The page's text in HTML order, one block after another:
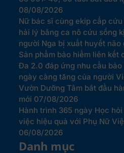
08/08/2026
Nữ bác sĩ cùng ekip cấp
hải lý bằng ca nô cứu sống
người Nga bị xuất huyết não
Sản phẩm bảo hiểm liên kết
Đa 2.0 đáp ứng nhu cầu
ngày càng tăng của người
Vườn Dưỡng Tâm bắt đầu
mới 07/08/2026
Hành trình 365 ngày Học hỏi
việc hiệu quả với Phụ Nữ
06/08/2026
Danh mục